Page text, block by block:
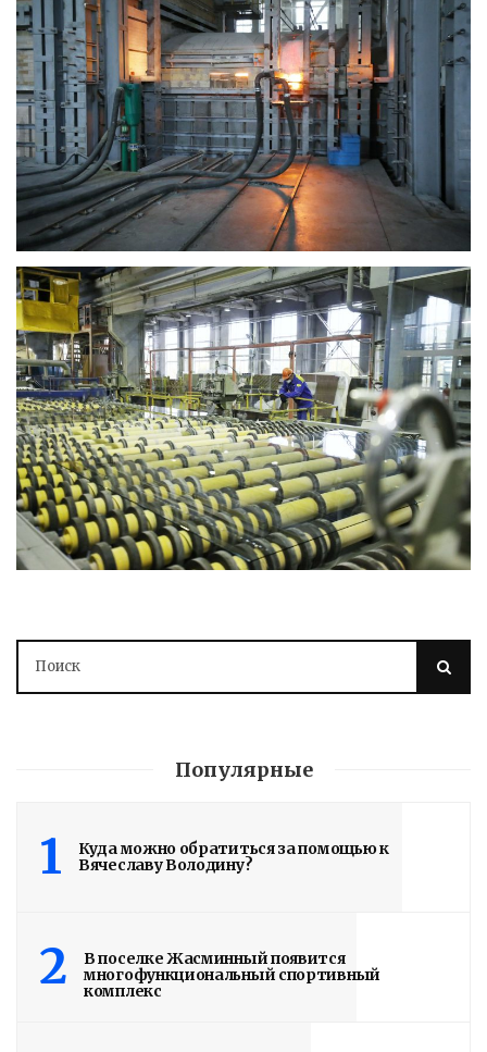
Популярные
1
Куда можно обратиться за помощью к
Вячеславу Володину?
2
В поселке Жасминный появится
многофункциональный спортивный
комплекс
РАБОТЫ БУДУТ
ЗАВЕРШЕНЫ
4 дня назад
Подробности в статье!
Read More